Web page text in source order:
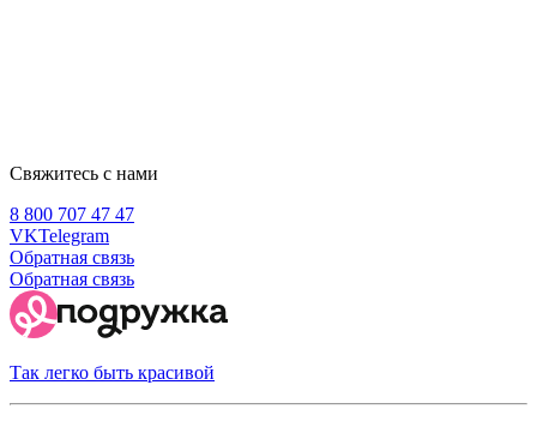
Свяжитесь с нами
8 800 707 47 47
VKTelegram
Обратная связь
Обратная связь
Так легко быть красивой